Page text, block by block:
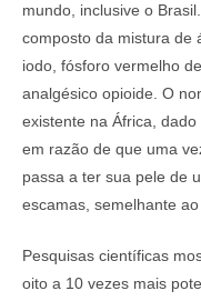
mundo, inclusive o
composto da mistura de
iodo, fósforo vermelho
analgésico opioide. O
existente na África,
em razão de que uma
passa a ter sua pele de
escamas, semelhante ao
Pesquisas científicas
oito a 10 vezes mais